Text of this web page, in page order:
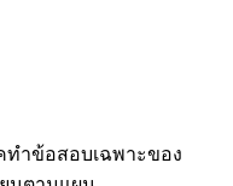
ทำข้อสอบเฉพาะของ